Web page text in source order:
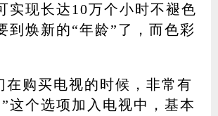
实现长达10万个小时不褪色
焕新的“年龄”了，而色彩
在购买电视的时候，非常有
这个选项加入电视中，基本